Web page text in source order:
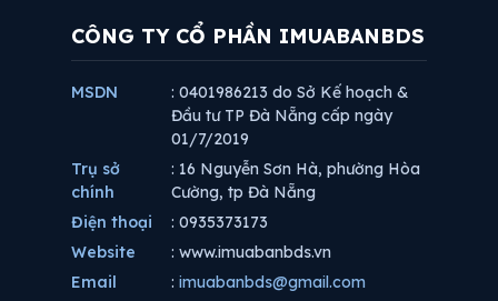
CÔNG TY CỔ PHẦN IMUABANBDS
MSDN
: 0401986213 do Sở Kế hoạch &
Đầu tư TP Đà Nẵng cấp ngày
01/7/2019
Trụ sở
chính
: 16 Nguyễn Sơn Hà, phường Hòa
Cường, tp Đà Nẵng
Điện thoại
: 0935373173
Website
: www.imuabanbds.vn
Email
: imuabanbds@gmail.com